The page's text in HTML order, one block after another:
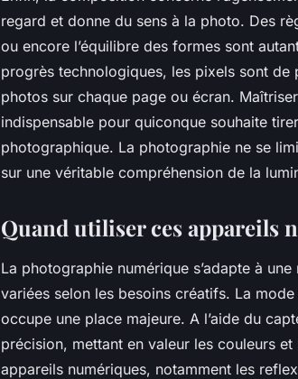
regard et donne du sens à la photo. Des
ou encore l’équilibre des formes sont
progrès technologiques, les pixels sont
photos sur chaque page ou écran.
indispensable pour quiconque souhaite
photographique. La photographie ne se
sur une véritable compréhension de la
Quand utiliser ces appareils
La photographie numérique s’adapte à
variées selon les besoins créatifs. La
occupe une place majeure. A l’aide du
précision, mettant en valeur les couleurs
appareils numériques, notamment les